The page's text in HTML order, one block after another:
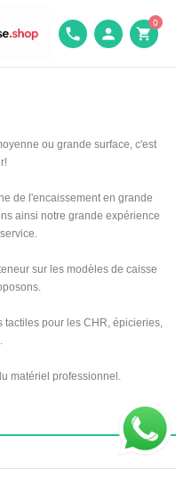
phone person shopping_cart
0
ou grande surface, c'est
de l'encaissement en grande
ainsi notre grande expérience
sur les modèles de caisse
tactiles pour les CHR, épicieries,
matériel professionnel.